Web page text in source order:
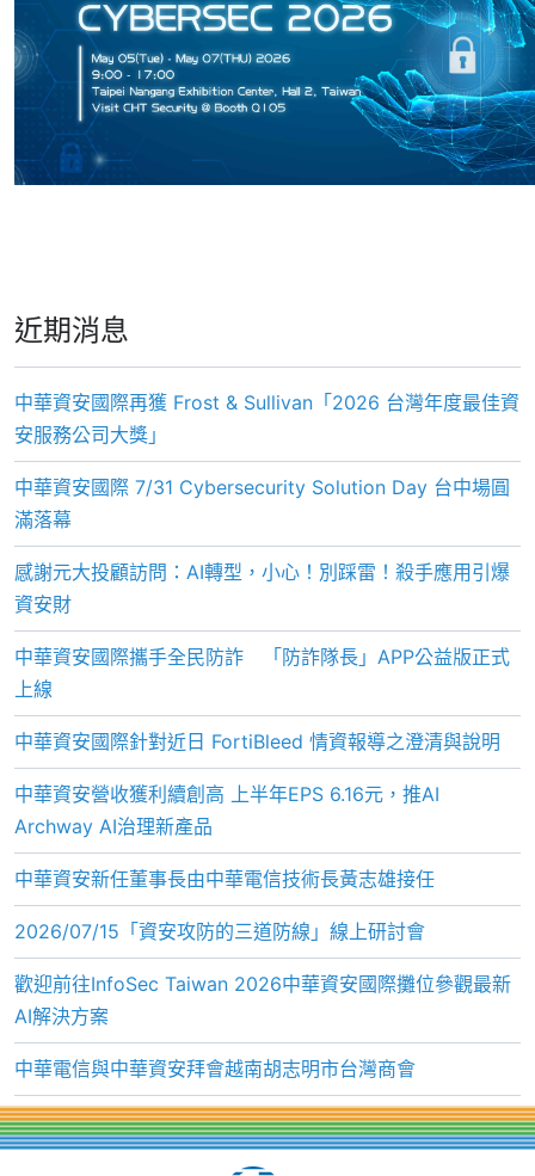
近期消息
中華資安國際再獲 Frost & Sullivan「2026 台灣年度最佳資
安服務公司大獎」
中華資安國際 7/31 Cybersecurity Solution Day 台中場圓
滿落幕
感謝元大投顧訪問：AI轉型，小心！別踩雷！殺手應用引爆
資安財
中華資安國際攜手全民防詐 「防詐隊長」APP公益版正式
上線
中華資安國際針對近日 FortiBleed 情資報導之澄清與說明
中華資安營收獲利續創高 上半年EPS 6.16元，推AI
Archway AI治理新產品
中華資安新任董事長由中華電信技術長黃志雄接任
2026/07/15「資安攻防的三道防線」線上研討會
歡迎前往InfoSec Taiwan 2026中華資安國際攤位參觀最新
AI解決方案
中華電信與中華資安拜會越南胡志明市台灣商會